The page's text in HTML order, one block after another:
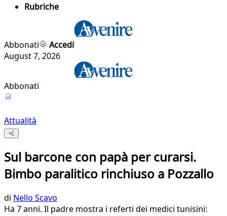
Rubriche
Abbonati
Accedi
August 7, 2026
Abbonati
Attualità
Sul barcone con papà per curarsi.
Bimbo paralitico rinchiuso a Pozzallo
di Nello Scavo
Ha 7 anni. Il padre mostra i referti dei medici tunisini: